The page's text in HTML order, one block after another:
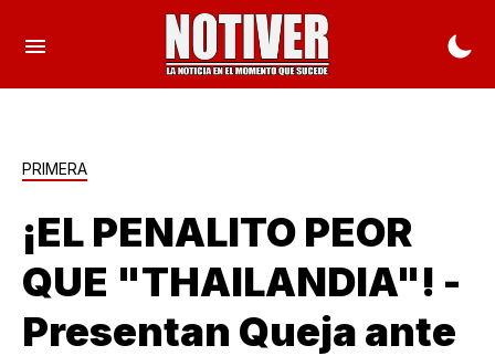
PRIMERA
¡EL PENALITO PEOR
QUE "THAILANDIA"! -
Presentan Queja ante